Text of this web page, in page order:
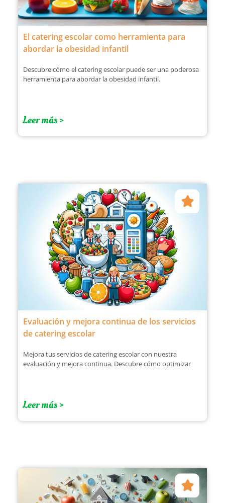
El catering escolar como herramienta para
abordar la obesidad infantil
Descubre cómo el catering escolar puede ser una poderosa
herramienta para abordar la obesidad infantil.
Leer más >
Evaluación y mejora continua de los servicios
de catering escolar
Mejora tus servicios de catering escolar con nuestra
evaluación y mejora continua. Descubre cómo optimizar
Leer más >